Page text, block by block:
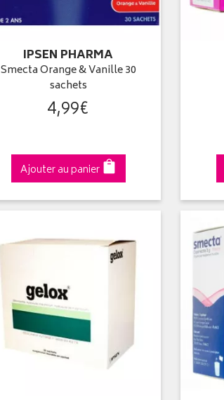
IPSEN PHARMA
Smecta Orange & Vanille 30
sachets
4,99€
Ajouter au panier